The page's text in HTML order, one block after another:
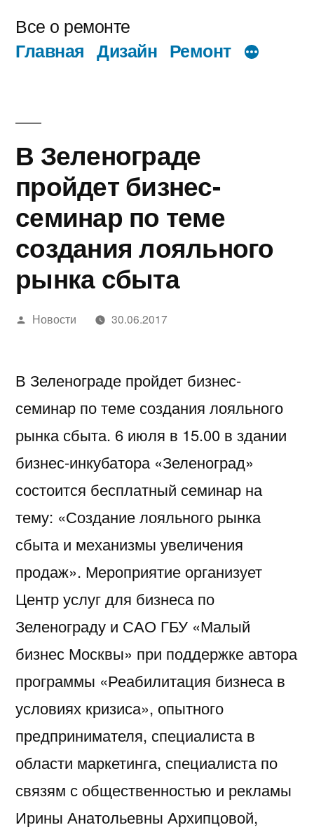
содержимому
Все о ремонте
Главная Дизайн Ремонт
В Зеленограде
пройдет бизнес-
семинар по теме
создания лояльного
рынка сбыта
Написано
Новости 30.06.2017
В Зеленограде пройдет бизнес-
семинар по теме создания лояльного
рынка сбыта. 6 июля в 15.00 в здании
бизнес-инкубатора «Зеленоград»
состоится бесплатный семинар на
тему: «Создание лояльного рынка
сбыта и механизмы увеличения
продаж». Мероприятие организует
Центр услуг для бизнеса по
Зеленограду и САО ГБУ «Малый
бизнес Москвы» при поддержке автора
программы «Реабилитация бизнеса в
условиях кризиса», опытного
предпринимателя, специалиста в
области маркетинга, специалиста по
связям с общественностью и рекламы
Ирины Анатольевны Архипцовой,